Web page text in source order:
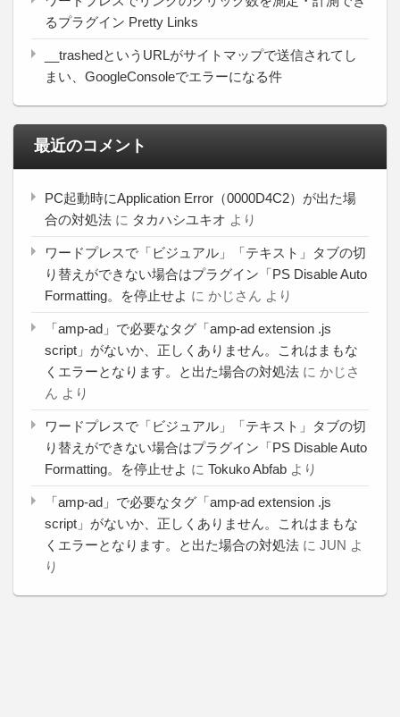
るプラグイン Pretty Links
__trashedというURLがサイトマップで送信されてし
まい、GoogleConsoleでエラーになる件
最近のコメント
PC起動時にApplication Error（0000D4C2）が出た場
合の対処法 に タカハシユキオ より
ワードプレスで「ビジュアル」「テキスト」タブの切
り替えができない場合はプラグイン「PS Disable Auto
Formatting。を停止せよ に かじさん より
「amp-ad」で必要なタグ「amp-ad extension .js
script」がないか、正しくありません。これはまもな
くエラーとなります。と出た場合の対処法 に かじさ
ん より
ワードプレスで「ビジュアル」「テキスト」タブの切
り替えができない場合はプラグイン「PS Disable Auto
Formatting。を停止せよ に Tokuko Abfab より
「amp-ad」で必要なタグ「amp-ad extension .js
script」がないか、正しくありません。これはまもな
くエラーとなります。と出た場合の対処法 に JUN よ
り